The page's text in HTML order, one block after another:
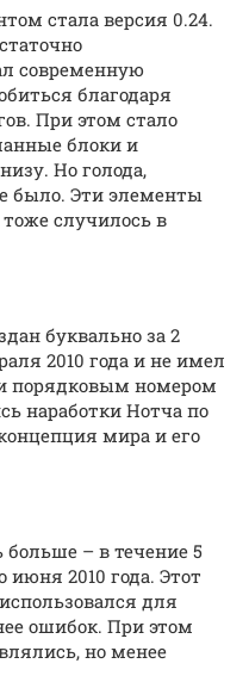
стала версия 0.24.
современную
благодаря
При этом стало
блоки и
Но голода,
было. Эти элементы
случилось в
буквально за 2
2010 года и не имел
порядковым номером
наработки Нотча по
мира и его
больше – в течение 5
июня 2010 года. Этот
для
ошибок. При этом
но менее